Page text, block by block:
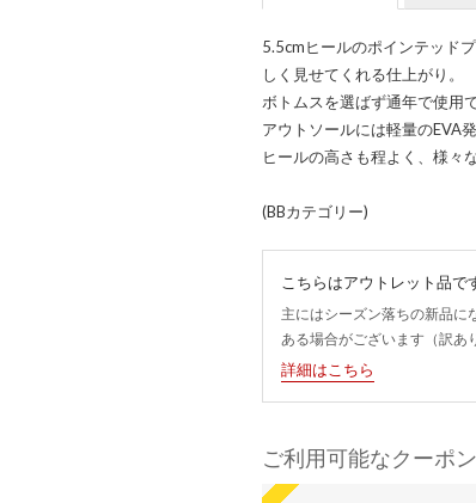
5.5cmヒールのポインテッド
しく見せてくれる仕上がり。
ボトムスを選ばず通年で使用
アウトソールには軽量のEVA
ヒールの高さも程よく、様々
(BBカテゴリー)
こちらはアウトレット品で
主にはシーズン落ちの新品に
ある場合がございます（訳あ
詳細はこちら
ご利用可能なクーポン